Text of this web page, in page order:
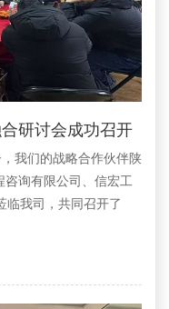
研讨会成功召开
我们的战略合作伙伴陕
询有限公司、信宏工
临我司，共同召开了